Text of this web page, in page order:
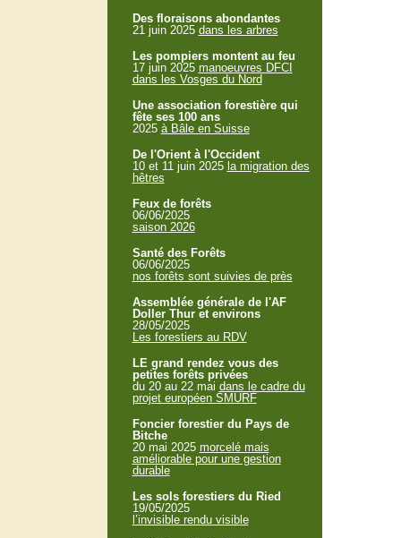
Des floraisons abondantes
21 juin 2025 dans les arbres
Les pompiers montent au feu
17 juin 2025 manoeuvres DFCI
dans les Vosges du Nord
Une association forestière qui
fête ses 100 ans
2025 à Bâle en Suisse
De l'Orient à l'Occident
10 et 11 juin 2025 la migration des
hêtres
Feux de forêts
06/06/2025
saison 2026
Santé des Forêts
06/06/2025
nos forêts sont suivies de près
Assemblée générale de l'AF
Doller Thur et environs
28/05/2025
Les forestiers au RDV
LE grand rendez vous des
petites forêts privées
du 20 au 22 mai dans le cadre du
projet européen SMURF
Foncier forestier du Pays de
Bitche
20 mai 2025 morcelé mais
améliorable pour une gestion
durable
Les sols forestiers du Ried
19/05/2025
l’invisible rendu visible